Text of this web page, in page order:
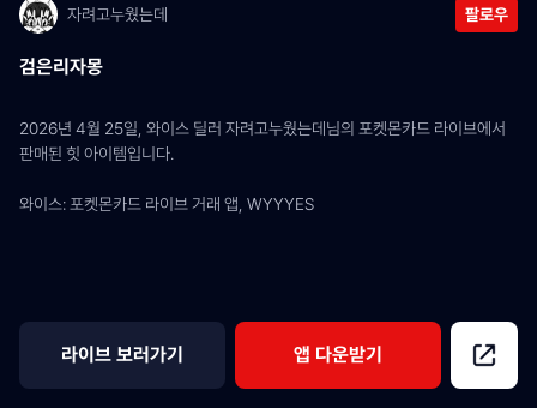
자려고누웠는데 팔로우
검은리자몽
2026년 4월 25일, 와이스 딜러 자려고누웠는데님의 포켓몬카드 라이브에서
판매된 힛 아이템입니다.
와이스: 포켓몬카드 라이브 거래 앱, WYYYES
라이브 보러가기 앱 다운받기